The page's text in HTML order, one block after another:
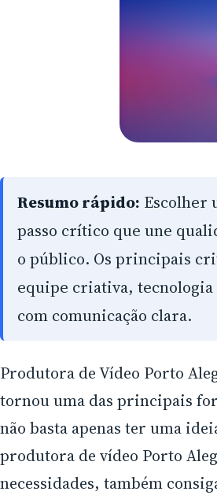
Resumo rápido: Escolher
passo crítico que une
o público. Os principais
equipe criativa, tecnologia
com comunicação clara.
Produtora de Vídeo Porto
tornou uma das principais
não basta apenas ter uma
produtora de vídeo Porto
necessidades, também